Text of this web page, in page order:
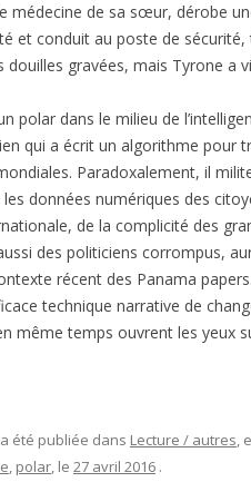
médecine de sa sœur, dérobe
et conduit au poste de
douilles gravées, mais Tyrone a
polar dans le milieu de
qui a écrit un algorithme pour
Paradoxalement, il
données numériques des
de la complicité des
des politiciens corrompus,
récent des Panama
technique narrative de
même temps ouvrent les yeux
été publiée dans Lecture / autres,
, polar, le 27 avril 2016 .